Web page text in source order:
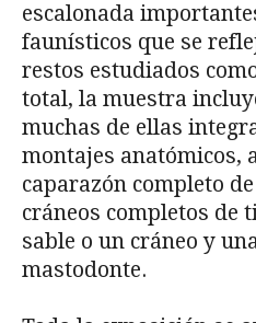
escalonada
faunísticos que se
restos estudiados
total, la muestra
muchas de ellas
montajes anatómicos,
caparazón completo
cráneos completos de
sable o un cráneo y
mastodonte.